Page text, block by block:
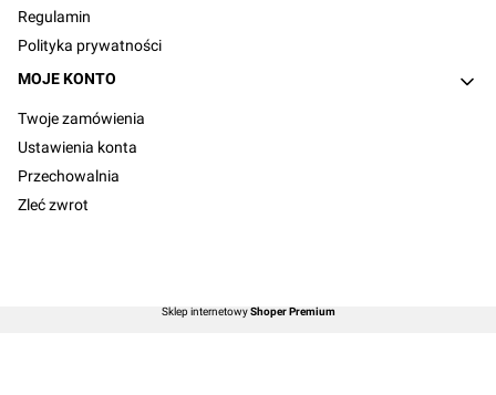
Regulamin
Polityka prywatności
MOJE KONTO
Twoje zamówienia
Ustawienia konta
Przechowalnia
Zleć zwrot
Sklep internetowyShoper Premium